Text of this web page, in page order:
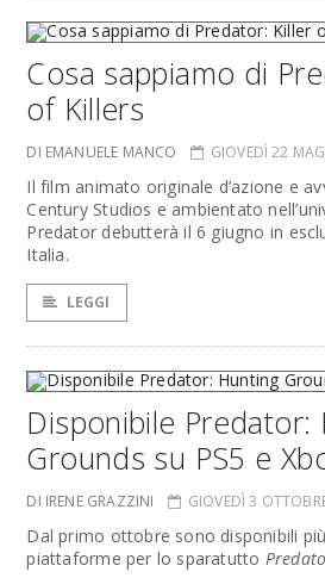
Cosa sappiamo di
of Killers
DI EMANUELE MANCO GIOVEDÌ 22
Il film animato originale d’azione e
Century Studios e ambientato
Predator debutterà il 6 giugno in
Italia.
LEGGI
Disponibile Predator:
Grounds su PS5 e
DI IRENE GRAZZINI GIOVEDÌ 3
Dal primo ottobre sono disponibili
piattaforme per lo sparatutto